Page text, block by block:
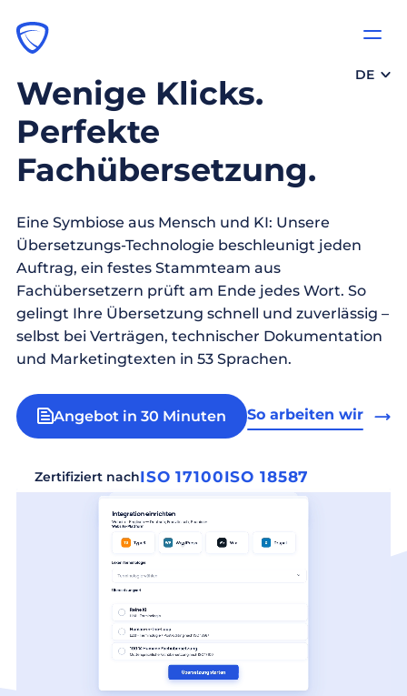
DE
Wenige Klicks.
Perfekte
Fachübersetzung.
Eine Symbiose aus Mensch und KI: Unsere
Übersetzungs-Technologie beschleunigt jeden
Auftrag, ein festes Stammteam aus
Fachübersetzern prüft am Ende jedes Wort. So
gelingt Ihre Übersetzung schnell und zuverlässig –
selbst bei Verträgen, technischer Dokumentation
und Marketingtexten in 53 Sprachen.
Angebot in 30 Minuten So arbeiten wir
Zertifiziert nachISO 17100ISO 18587